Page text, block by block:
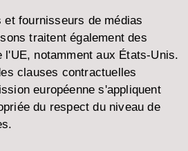
fournisseurs de médias
traitent également des
l'UE, notamment aux États-Unis.
clauses contractuelles
européenne s'appliquent
du respect du niveau de